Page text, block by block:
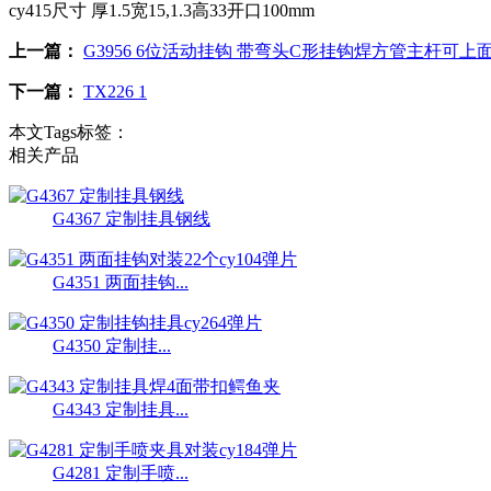
cy415尺寸 厚1.5宽15,1.3高33开口100mm
上一篇： G3956 6位活动挂钩 带弯头C形挂钩焊方管主杆可上
下一篇： TX226 1
本文Tags标签：
相关产品
G4367 定制挂具钢线
G4351 两面挂钩...
G4350 定制挂...
G4343 定制挂具...
G4281 定制手喷...